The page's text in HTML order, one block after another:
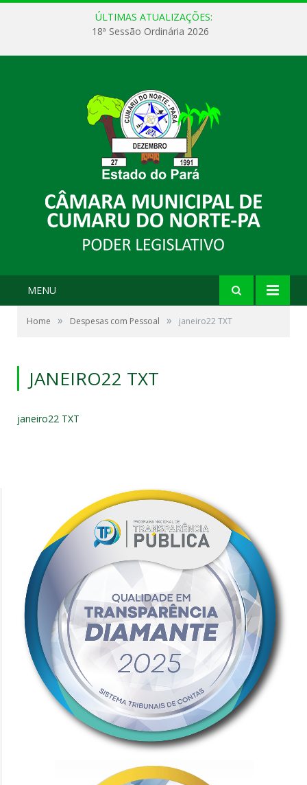
ÚLTIMAS ATUALIZAÇÕES:
18ª Sessão Ordinária 2026
MENU
Home » Despesas com Pessoal » janeiro22 TXT
JANEIRO22 TXT
janeiro22 TXT